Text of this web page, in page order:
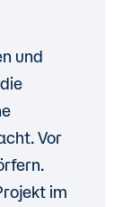
und
Vor
im